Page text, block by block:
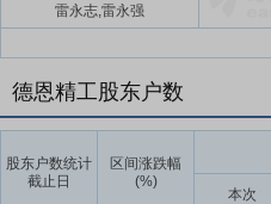
雷永志,雷永强
德恩精工股东户数
股东户数统计
截止日
区间涨跌幅
(%)
本次